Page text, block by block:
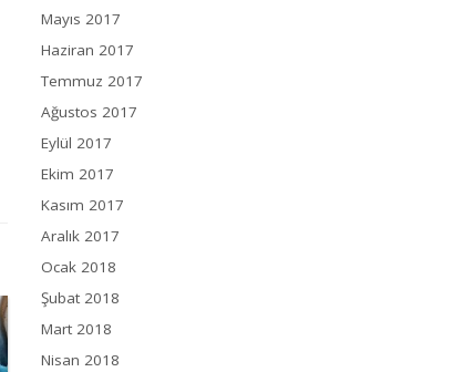
Mayıs 2017
Haziran 2017
Temmuz 2017
Ağustos 2017
Eylül 2017
Ekim 2017
Kasım 2017
Aralık 2017
Ocak 2018
Şubat 2018
Mart 2018
Nisan 2018